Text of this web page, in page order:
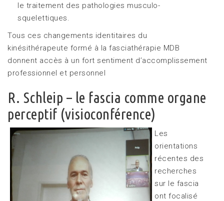
le traitement des pathologies musculo-
squelettiques.
Tous ces changements identitaires du
kinésithérapeute formé à la fasciathérapie MDB
donnent accès à un fort sentiment d’accomplissement
professionnel et personnel
R. Schleip – le fascia comme organe
perceptif (visioconférence)
Les
orientations
récentes des
recherches
sur le fascia
ont focalisé